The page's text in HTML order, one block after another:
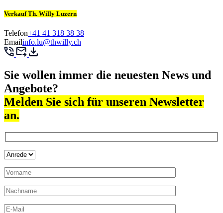
Verkauf Th. Willy Luzern
Telefon+41 41 318 38 38
Emailinfo.lu@thwilly.ch
Sie wollen immer die neuesten News und
Angebote?
Melden Sie sich für unseren Newsletter
an.